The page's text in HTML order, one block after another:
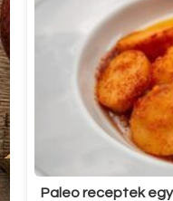
Paleo receptek